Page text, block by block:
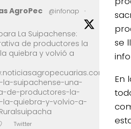
se
En
AgroPec @infonap
·
La Suipachense:
de productores la
quiebra y volvió a
2026/
suipachense-una-
de-productores-la-
la-quiebra-y-volvio-a-
Twitter